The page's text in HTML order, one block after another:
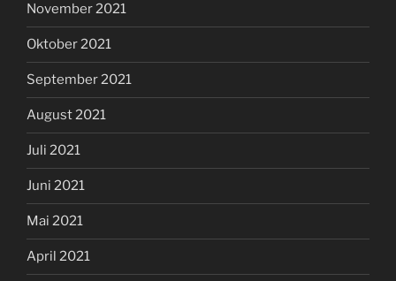
November 2021
Oktober 2021
September 2021
August 2021
Juli 2021
Juni 2021
Mai 2021
April 2021